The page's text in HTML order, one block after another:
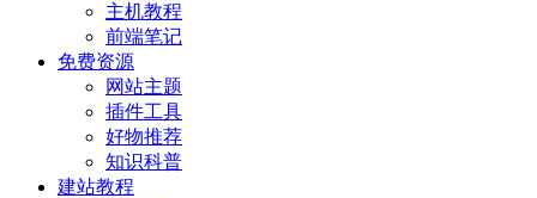
主机教程
前端笔记
免费资源
网站主题
插件工具
好物推荐
知识科普
建站教程